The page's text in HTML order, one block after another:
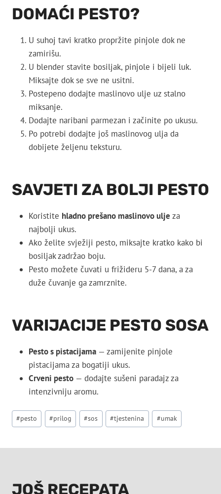
DOMAĆI PESTO?
U suhoj tavi kratko propržite pinjole dok ne
zamirišu.
U blender stavite bosiljak, pinjole i bijeli luk.
Miksajte dok se sve ne usitni.
Postepeno dodajte maslinovo ulje uz stalno
miksanje.
Dodajte naribani parmezan i začinite po ukusu.
Po potrebi dodajte još maslinovog ulja da
dobijete željenu teksturu.
SAVJETI ZA BOLJI PESTO
Koristite hladno prešano maslinovo ulje za
najbolji ukus.
Ako želite svježiji pesto, miksajte kratko kako bi
bosiljak zadržao boju.
Pesto možete čuvati u frižideru 5-7 dana, a za
duže čuvanje ga zamrznite.
VARIJACIJE PESTO SOSA
Pesto s pistacijama — zamijenite pinjole
pistacijama za bogatiji ukus.
Crveni pesto — dodajte sušeni paradajz za
intenzivniju aromu.
Post
Tags:
#pesto #prilog #sos #tjestenina #umak
JOŠ RECEPATA